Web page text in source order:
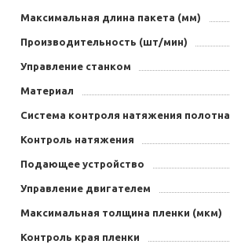
Максимальная длина пакета (мм)
Производительность (шт/мин)
Управление станком
Материал
Система контроля натяжения полотна
Контроль натяжения
Подающее устройство
Управление двигателем
Максимальная толщина пленки (мкм)
Контроль края пленки